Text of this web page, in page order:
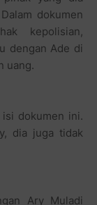
dokumen ini.
dia juga tidak
Ary Muladi
apa pun,"